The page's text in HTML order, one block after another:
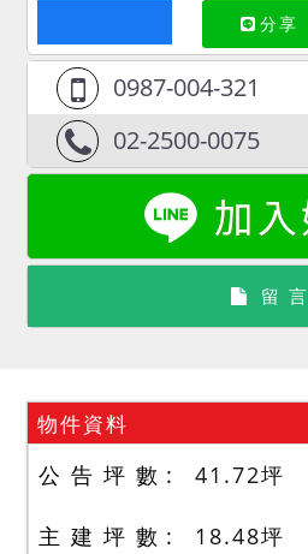
分享
0987-004-321
02-2500-0075
留 言
物件資料
公 告 坪 數 41.72坪
主 建 坪 數 18.48坪